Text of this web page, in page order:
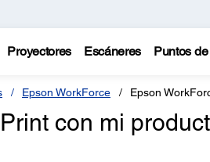
Proyectores Escáneres Puntos
Epson WorkForce Epson
con mi